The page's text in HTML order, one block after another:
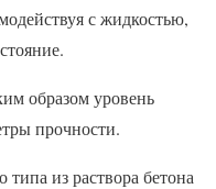
с жидкостью,
образом уровень
прочности.
из раствора бетона